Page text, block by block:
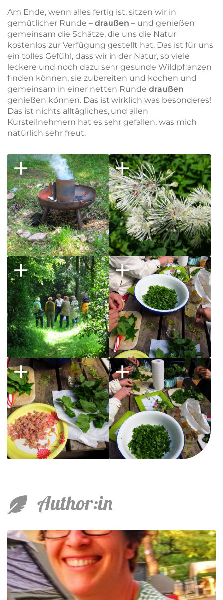
Am Ende, wenn alles fertig ist, sitzen wir in
gemütlicher Runde – draußen – und genießen
gemeinsam die Schätze, die uns die Natur
kostenlos zur Verfügung gestellt hat. Das ist für uns
ein tolles Gefühl, dass wir in der Natur, so viele
leckere und noch dazu sehr gesunde Wildpflanzen
finden können, sie zubereiten und kochen und
gemeinsam in einer netten Runde draußen
genießen können. Das ist wirklich was besonderes!
Das ist nichts alltägliches, und allen
Kursteilnehmern hat es sehr gefallen, was mich
natürlich sehr freut.
Author:in